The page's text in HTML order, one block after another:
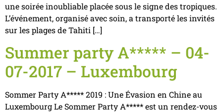
une soirée inoubliable placée sous le signe des tropiques.
L’événement, organisé avec soin, a transporté les invités
sur les plages de Tahiti […]
Summer party A***** – 04-
07-2017 – Luxembourg
Sommer Party A***** 2019 : Une Évasion en Chine au
Luxembourg Le Sommer Party A***** est un rendez-vous